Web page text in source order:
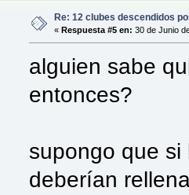
Re: 12 clubes descendidos
«Respuesta #5 en: 30 de Junio
alguien sabe
entonces?
supongo que si
deberían